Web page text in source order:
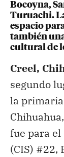
Bocoyna,
Turuachi.
espacio
también
cultural de
Creel,
segundo
la primaria
fue para
(CIS) #22,